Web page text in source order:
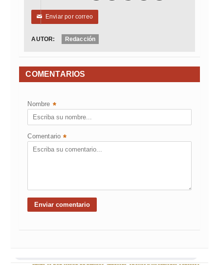
✉ Enviar por correo
AUTOR: Redacción
COMENTARIOS
Nombre *
Comentario *